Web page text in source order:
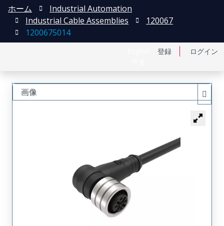
登録 ログイン
ホーム
Industrial Automation
Industrial Cable Assemblies
120067
1200675014
画像